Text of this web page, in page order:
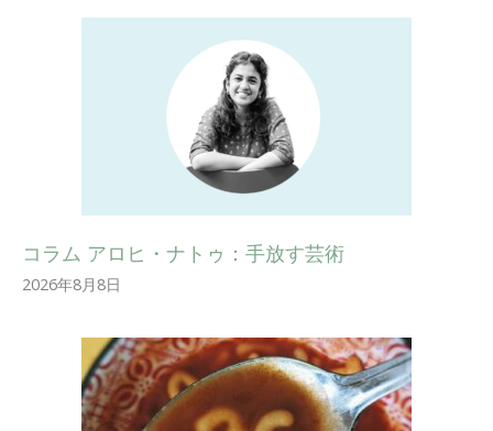
コラム アロヒ・ナトゥ：手放す芸術
2026年8月8日